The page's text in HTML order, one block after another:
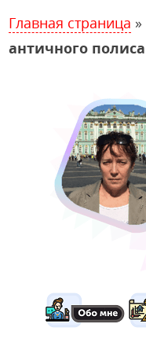
Главная страница »
античного полиса